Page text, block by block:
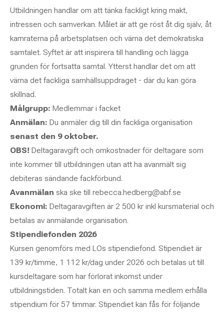
Utbildningen handlar om att tänka fackligt kring makt,
intressen och samverkan. Målet är att ge röst åt dig själv, åt
kamraterna på arbetsplatsen och värna det demokratiska
samtalet. Syftet är att inspirera till handling och lägga
grunden för fortsatta samtal. Ytterst handlar det om att
värna det fackliga samhällsuppdraget - där du kan göra
skillnad.
Målgrupp: Medlemmar i facket
Anmälan: Du anmäler dig till din fackliga organisation
senast den 9 oktober.
OBS! Deltagaravgift och omkostnader för deltagare som
inte kommer till utbildningen utan att ha avanmält sig
debiteras sändande fackförbund.
Avanmälan ska ske till rebecca.hedberg@abf.se
Ekonomi: Deltagaravgiften är 2 500 kr inkl kursmaterial och
betalas av anmälande organisation.
Stipendiefonden 2026
Kursen genomförs med LOs stipendiefond. Stipendiet är
139 kr/timme, 1 112 kr/dag under 2026 och betalas ut till
kursdeltagare som har förlorat inkomst under
utbildningstiden. Totalt kan en och samma medlem erhålla
stipendium för 57 timmar. Stipendiet kan fås för följande